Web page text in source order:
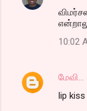
10:02
மேவி...
lip kiss